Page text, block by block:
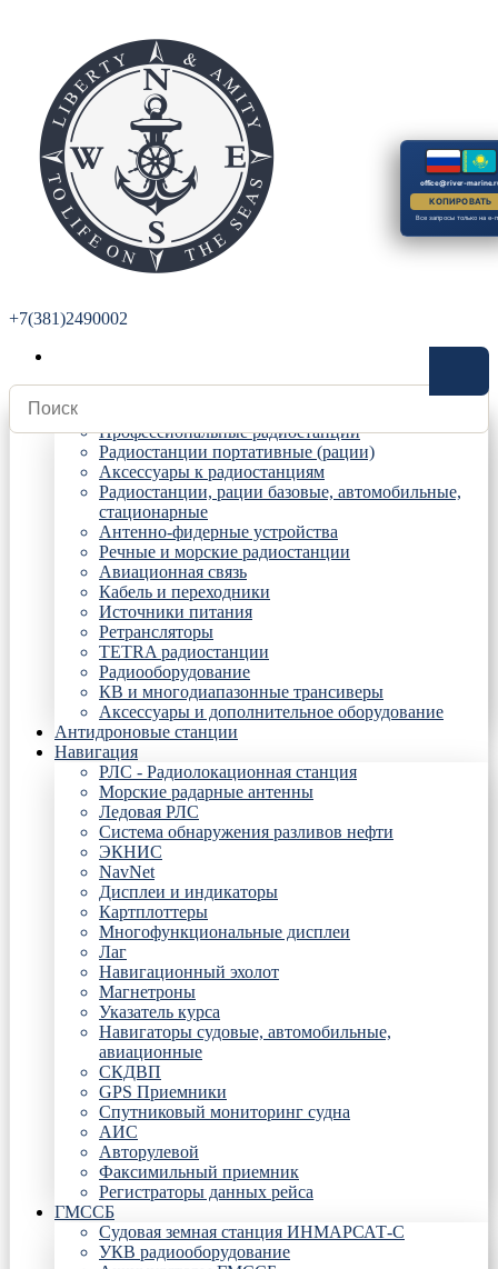
+7(381)2490002
Радиостанции
Профессиональные радиостанции
Радиостанции портативные (рации)
Аксессуары к радиостанциям
Радиостанции, рации базовые, автомобильные,
стационарные
Антенно-фидерные устройства
Речные и морские радиостанции
Авиационная связь
Кабель и переходники
Источники питания
Ретрансляторы
TETRA радиостанции
Радиооборудование
КВ и многодиапазонные трансиверы
Аксессуары и дополнительное оборудование
Антидроновые станции
Навигация
РЛС - Радиолокационная станция
Морские радарные антенны
Ледовая РЛС
Система обнаружения разливов нефти
ЭКНИС
NavNet
Дисплеи и индикаторы
Картплоттеры
Многофункциональные дисплеи
Лаг
Навигационный эхолот
Магнетроны
Указатель курса
Навигаторы судовые, автомобильные,
авиационные
СКДВП
GPS Приемники
Спутниковый мониторинг судна
АИС
Авторулевой
Факсимильный приемник
Регистраторы данных рейса
ГМССБ
Судовая земная станция ИНМАРСАТ-С
УКВ радиооборудование
office@river-
КОПИРОВАТЬ
Все запросы только на e-